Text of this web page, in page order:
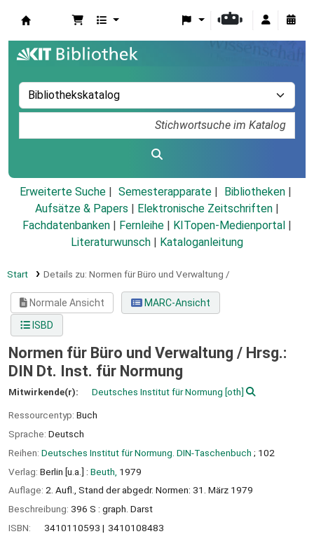
Erweiterte Suche Semesterapparate
Bibliotheken
Aufsätze & Papers
Elektronische Zeitschriften
Fachdatenbanken
Fernleihe KITopen-Medienportal
Literaturwunsch
Kataloganleitung
Start Details zu: Normen für Büro und Verwaltung /
Normale Ansicht
MARC-Ansicht
ISBD
Normen für Büro und Verwaltung / Hrsg.:
DIN Dt. Inst. für Normung
Mitwirkende(r): Deutsches Institut für Normung [oth]
Ressourcentyp: Buch
Sprache: Deutsch
Reihen: Deutsches Institut für Normung. DIN-Taschenbuch ; 102
Verlag: Berlin [u.a.] : Beuth, 1979
Auflage: 2. Aufl., Stand der abgedr. Normen: 31. März 1979
Beschreibung: 396 S : graph. Darst
ISBN:
3410110593
3410108483